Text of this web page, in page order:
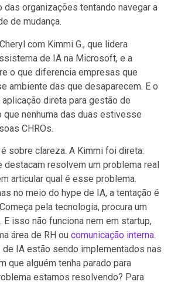
das organizações tentando navegar a
de mudança.
com Kimmi G., que lidera
de IA na Microsoft, e a
o que diferencia empresas que
ambiente das que desaparecem. E o
direta para gestão de
nenhuma das duas estivesse
CHROs.
sobre clareza. A Kimmi foi direta:
resolvem um problema real
articular qual é esse problema.
no meio do hype de IA, a tentação é
pela tecnologia, procura um
isso não funciona nem em startup,
área de RH ou comunicação interna.
IA estão sendo implementados nas
que alguém tenha parado para
estamos resolvendo? Para